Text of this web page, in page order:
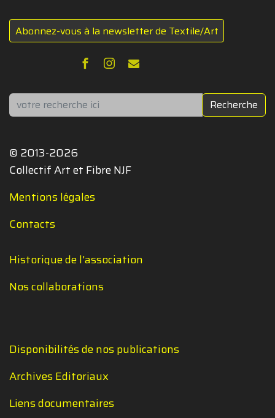
Abonnez-vous à la newsletter de Textile/Art
Rechercher Recherche
© 2013-2026
Collectif Art et Fibre NJF
Mentions légales
Contacts
Historique de l'association
Nos collaborations
Disponibilités de nos publications
Archives Editoriaux
Liens documentaires